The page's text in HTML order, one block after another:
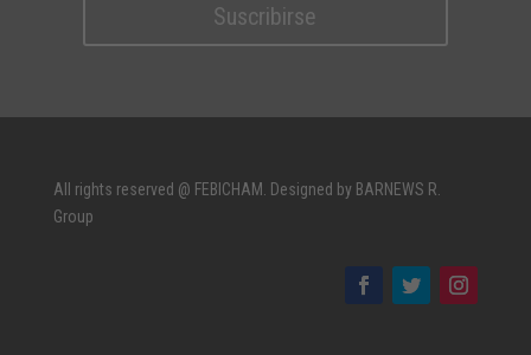
Suscribirse
All rights reserved @ FEBICHAM. Designed by BARNEWS R.
Group